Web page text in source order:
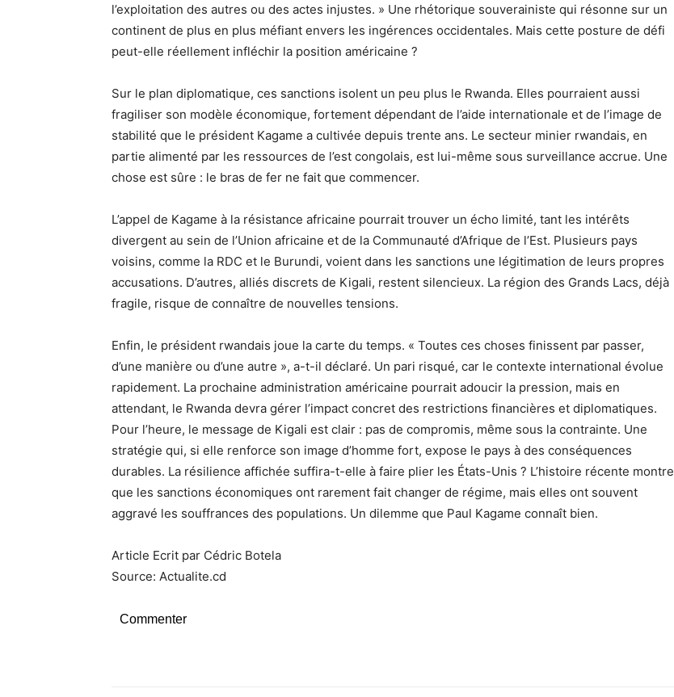
l’exploitation des autres ou des actes injustes. » Une rhétorique souverainiste qui résonne sur un
continent de plus en plus méfiant envers les ingérences occidentales. Mais cette posture de défi
peut-elle réellement infléchir la position américaine ?
Sur le plan diplomatique, ces sanctions isolent un peu plus le Rwanda. Elles pourraient aussi
fragiliser son modèle économique, fortement dépendant de l’aide internationale et de l’image de
stabilité que le président Kagame a cultivée depuis trente ans. Le secteur minier rwandais, en
partie alimenté par les ressources de l’est congolais, est lui-même sous surveillance accrue. Une
chose est sûre : le bras de fer ne fait que commencer.
L’appel de Kagame à la résistance africaine pourrait trouver un écho limité, tant les intérêts
divergent au sein de l’Union africaine et de la Communauté d’Afrique de l’Est. Plusieurs pays
voisins, comme la RDC et le Burundi, voient dans les sanctions une légitimation de leurs propres
accusations. D’autres, alliés discrets de Kigali, restent silencieux. La région des Grands Lacs, déjà
fragile, risque de connaître de nouvelles tensions.
Enfin, le président rwandais joue la carte du temps. « Toutes ces choses finissent par passer,
d’une manière ou d’une autre », a-t-il déclaré. Un pari risqué, car le contexte international évolue
rapidement. La prochaine administration américaine pourrait adoucir la pression, mais en
attendant, le Rwanda devra gérer l’impact concret des restrictions financières et diplomatiques.
Pour l’heure, le message de Kigali est clair : pas de compromis, même sous la contrainte. Une
stratégie qui, si elle renforce son image d’homme fort, expose le pays à des conséquences
durables. La résilience affichée suffira-t-elle à faire plier les États-Unis ? L’histoire récente montre
que les sanctions économiques ont rarement fait changer de régime, mais elles ont souvent
aggravé les souffrances des populations. Un dilemme que Paul Kagame connaît bien.
Article Ecrit par Cédric Botela
Source: Actualite.cd
Commenter